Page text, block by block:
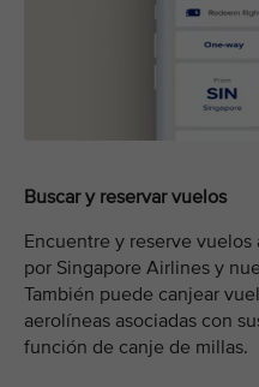
Buscar y reservar vuelos
Encuentre y reserve
por Singapore Airlines y
También puede canjear
aerolíneas asociadas con
función de canje de millas.